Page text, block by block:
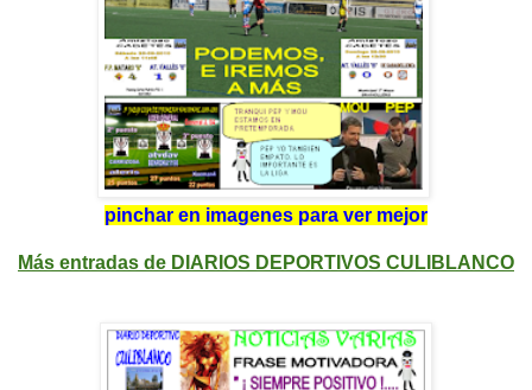
pinchar en imagenes para ver mejor
Más entradas de DIARIOS DEPORTIVOS CULIBLANCO